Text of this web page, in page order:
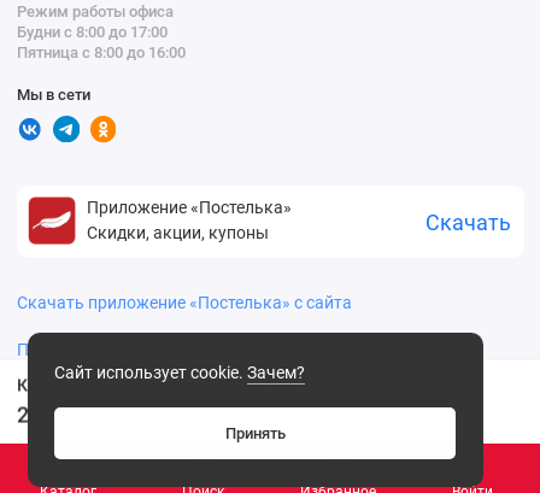
Колготки женские 4 размер 40 ден Загар MiNiMi
299 .00 ₽
Сайт использует cookie. Зачем?
Принять
Режим работы офиса
Будни с 8:00 до 17:00
Пятница с 8:00 до 16:00
Мы в сети
Приложение «Постелька»
Скидки, акции, купоны
Скачать
Скачать приложение «Постелька» с сайта
Политика конфиденциальности